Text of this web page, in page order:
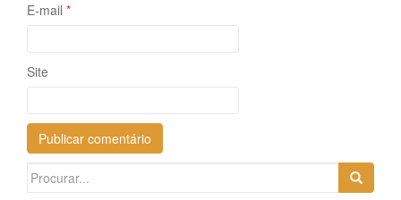
E-mail *
Site
Search